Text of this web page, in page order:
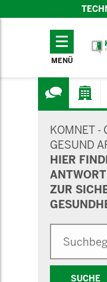
TECHNISCHES
MENÜ
KOMNET -
GESUND
HIER
ZUR
SUCHE